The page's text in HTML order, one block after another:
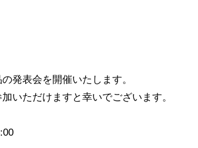
発表会を開催いたします。
いただけますと幸いでございます。